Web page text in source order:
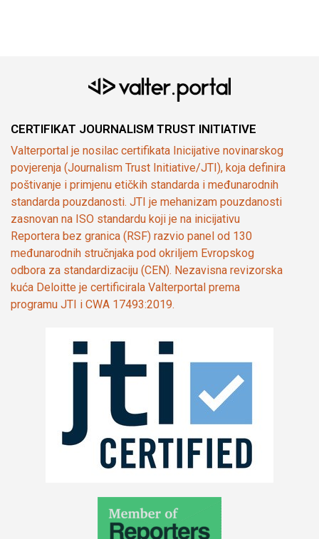
CERTIFIKAT JOURNALISM TRUST INITIATIVE
Valterportal je nosilac certifikata Inicijative novinarskog
povjerenja (Journalism Trust Initiative/JTI), koja definira
poštivanje i primjenu etičkih standarda i međunarodnih
standarda pouzdanosti. JTI je mehanizam pouzdanosti
zasnovan na ISO standardu koji je na inicijativu
Reportera bez granica (RSF) razvio panel od 130
međunarodnih stručnjaka pod okriljem Evropskog
odbora za standardizaciju (CEN). Nezavisna revizorska
kuća Deloitte je certificirala Valterportal prema
programu JTI i CWA 17493:2019.